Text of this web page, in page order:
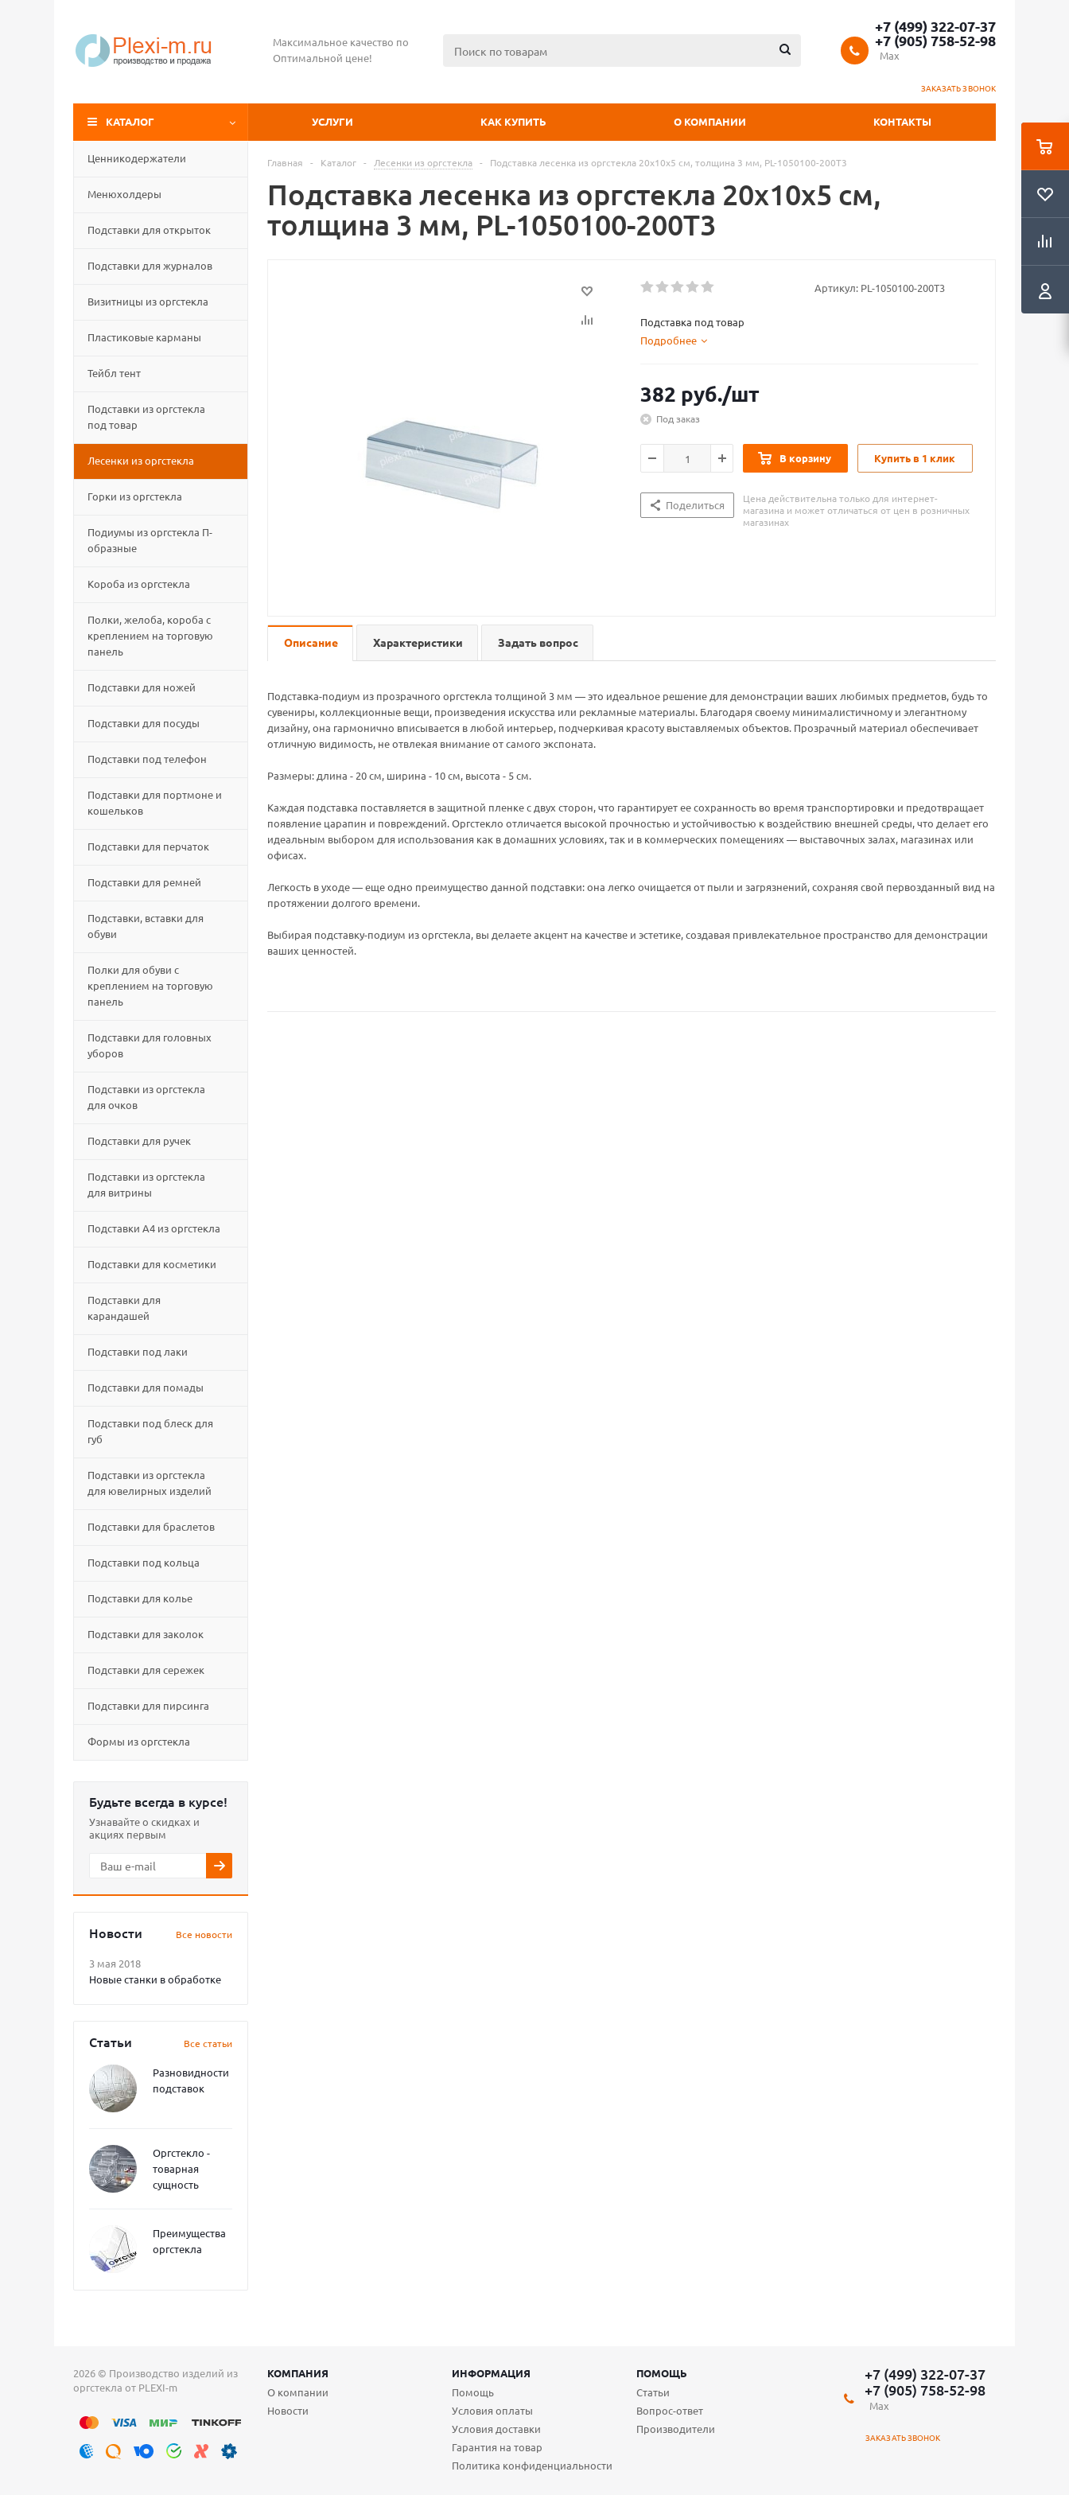
Максимальное качество по
Оптимальной цене!
+7 (499) 322-07-37
+7 (905) 758-52-98
Max
ЗАКАЗАТЬ ЗВОНОК
КАТАЛОГ УСЛУГИ КАК КУПИТЬ О КОМПАНИИ КОНТАКТЫ
Ценникодержатели
Менюхолдеры
Подставки для открыток
Подставки для журналов
Визитницы из оргстекла
Пластиковые карманы
Тейбл тент
Подставки из оргстекла
под товар
Лесенки из оргстекла
Горки из оргстекла
Подиумы из оргстекла П-
образные
Короба из оргстекла
Полки, желоба, короба с
креплением на торговую
панель
Подставки для ножей
Подставки для посуды
Подставки под телефон
Подставки для портмоне и
кошельков
Подставки для перчаток
Подставки для ремней
Подставки, вставки для
обуви
Полки для обуви с
креплением на торговую
панель
Подставки для головных
уборов
Подставки из оргстекла
для очков
Подставки для ручек
Подставки из оргстекла
для витрины
Подставки А4 из оргстекла
Подставки для косметики
Подставки для
карандашей
Подставки под лаки
Подставки для помады
Подставки под блеск для
губ
Подставки из оргстекла
для ювелирных изделий
Подставки для браслетов
Подставки под кольца
Подставки для колье
Подставки для заколок
Подставки для сережек
Подставки для пирсинга
Формы из оргстекла
Будьте всегда в курсе!
Узнавайте о скидках и
акциях первым
Новости Все новости
3 мая 2018
Новые станки в обработке
Статьи Все статьи
Разновидности
подставок
Оргстекло -
товарная
сущность
Преимущества
оргстекла
Главная - Каталог - Лесенки из оргстекла - Подставка лесенка из оргстекла 20x10х5 см, толщина 3 мм, PL-1050100-200T3
Подставка лесенка из оргстекла 20x10х5 см,
толщина 3 мм, PL-1050100-200T3
Артикул: PL-1050100-200T3
Подставка под товар
Подробнее
382 руб./шт
Под заказ
В корзину Купить в 1 клик
Поделиться
Цена действительна только для интернет-
магазина и может отличаться от цен в розничных
магазинах
Описание Характеристики Задать вопрос
Подставка-подиум из прозрачного оргстекла толщиной 3 мм — это идеальное решение для демонстрации ваших любимых предметов, будь то
сувениры, коллекционные вещи, произведения искусства или рекламные материалы. Благодаря своему минималистичному и элегантному
дизайну, она гармонично вписывается в любой интерьер, подчеркивая красоту выставляемых объектов. Прозрачный материал обеспечивает
отличную видимость, не отвлекая внимание от самого экспоната.
Размеры: длина - 20 см, ширина - 10 см, высота - 5 см.
Каждая подставка поставляется в защитной пленке с двух сторон, что гарантирует ее сохранность во время транспортировки и предотвращает
появление царапин и повреждений. Оргстекло отличается высокой прочностью и устойчивостью к воздействию внешней среды, что делает его
идеальным выбором для использования как в домашних условиях, так и в коммерческих помещениях — выставочных залах, магазинах или
офисах.
Легкость в уходе — еще одно преимущество данной подставки: она легко очищается от пыли и загрязнений, сохраняя свой первозданный вид на
протяжении долгого времени.
Выбирая подставку-подиум из оргстекла, вы делаете акцент на качестве и эстетике, создавая привлекательное пространство для демонстрации
ваших ценностей.
2026 © Производство изделий из
оргстекла от PLEXI-m
КОМПАНИЯ ИНФОРМАЦИЯ
ПОМОЩЬ
О компании
Новости
Помощь
Условия оплаты
Условия доставки
Гарантия на товар
Политика конфиденциальности
Статьи
Вопрос-ответ
Производители
+7 (499) 322-07-37
+7 (905) 758-52-98
Max
ЗАКАЗАТЬ ЗВОНОК